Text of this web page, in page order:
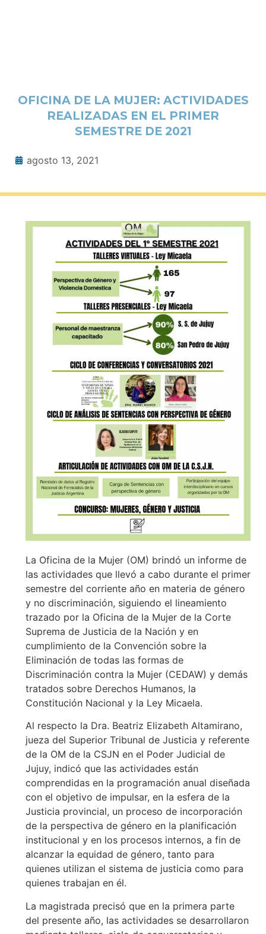
OFICINA DE LA MUJER: ACTIVIDADES
REALIZADAS EN EL PRIMER
SEMESTRE DE 2021
agosto 13, 2021
La Oficina de la Mujer (OM) brindó un informe de
las actividades que llevó a cabo durante el primer
semestre del corriente año en materia de género
y no discriminación, siguiendo el lineamiento
trazado por la Oficina de la Mujer de la Corte
Suprema de Justicia de la Nación y en
cumplimiento de la Convención sobre la
Eliminación de todas las formas de
Discriminación contra la Mujer (CEDAW) y demás
tratados sobre Derechos Humanos, la
Constitución Nacional y la Ley Micaela.
Al respecto la Dra. Beatriz Elizabeth Altamirano,
jueza del Superior Tribunal de Justicia y referente
de la OM de la CSJN en el Poder Judicial de
Jujuy, indicó que las actividades están
comprendidas en la programación anual diseñada
con el objetivo de impulsar, en la esfera de la
Justicia provincial, un proceso de incorporación
de la perspectiva de género en la planificación
institucional y en los procesos internos, a fin de
alcanzar la equidad de género, tanto para
quienes utilizan el sistema de justicia como para
quienes trabajan en él.
La magistrada precisó que en la primera parte
del presente año, las actividades se desarrollaron